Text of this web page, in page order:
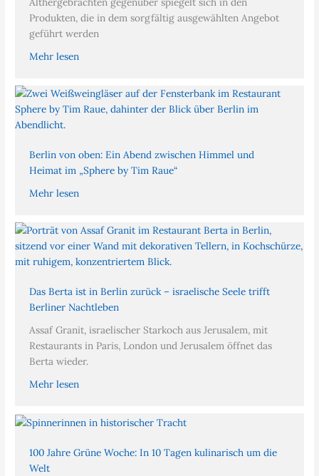
Produkten, die in dem sorgfältig ausgewählten Angebot
geführt werden
Mehr lesen
Berlin von oben: Ein Abend zwischen Himmel und
Heimat im „Sphere by Tim Raue“
Mehr lesen
Das Berta ist in Berlin zurück – israelische Seele trifft
Berliner Nachtleben
Assaf Granit, israelischer Starkoch aus Jerusalem, mit
Restaurants in Paris, London und Jerusalem öffnet das
Berta wieder.
Mehr lesen
100 Jahre Grüne Woche: In 10 Tagen kulinarisch um die
Welt